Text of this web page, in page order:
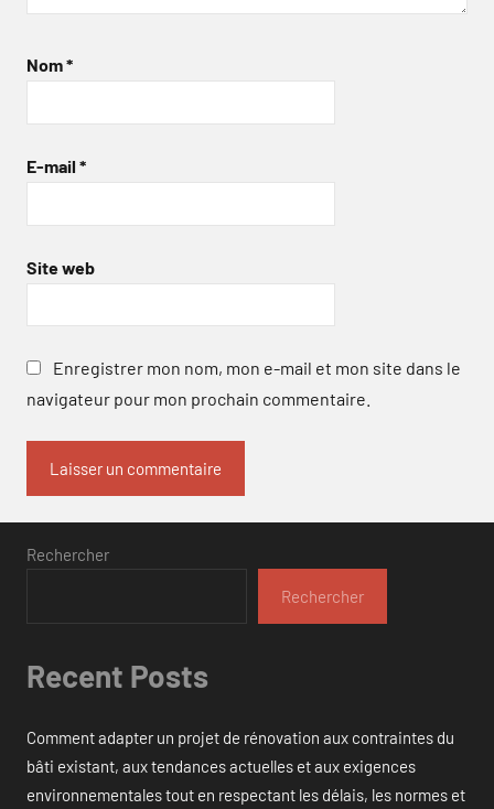
Nom*
E-mail *
Site web
Enregistrer mon nom, mon e-mail et mon site dans le
navigateur pour mon prochain commentaire.
Rechercher
Rechercher
Recent Posts
Comment adapter un projet de rénovation aux contraintes du
bâti existant, aux tendances actuelles et aux exigences
environnementales tout en respectant les délais, les normes et